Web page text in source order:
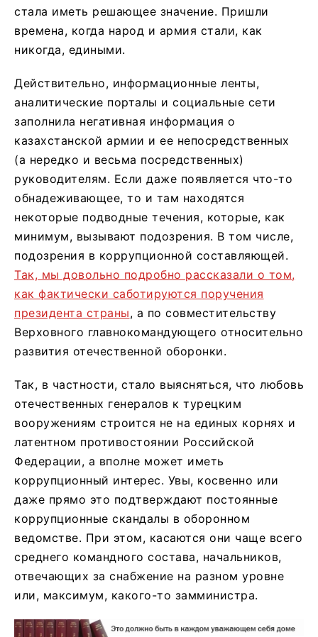
стала иметь решающее значение. Пришли
времена, когда народ и армия стали, как
никогда, едиными.
Действительно, информационные ленты,
аналитические порталы и социальные сети
заполнила негативная информация о
казахстанской армии и ее непосредственных
(а нередко и весьма посредственных)
руководителям. Если даже появляется что-то
обнадеживающее, то и там находятся
некоторые подводные течения, которые, как
минимум, вызывают подозрения. В том числе,
подозрения в коррупционной составляющей.
Так, мы довольно подробно рассказали о том,
как фактически саботируются поручения
президента страны, а по совместительству
Верховного главнокомандующего относительно
развития отечественной оборонки.
Так, в частности, стало выясняться, что любовь
отечественных генералов к турецким
вооружениям строится не на единых корнях и
латентном противостоянии Российской
Федерации, а вполне может иметь
коррупционный интерес. Увы, косвенно или
даже прямо это подтверждают постоянные
коррупционные скандалы в оборонном
ведомстве. При этом, касаются они чаще всего
среднего командного состава, начальников,
отвечающих за снабжение на разном уровне
или, максимум, какого-то замминистра.